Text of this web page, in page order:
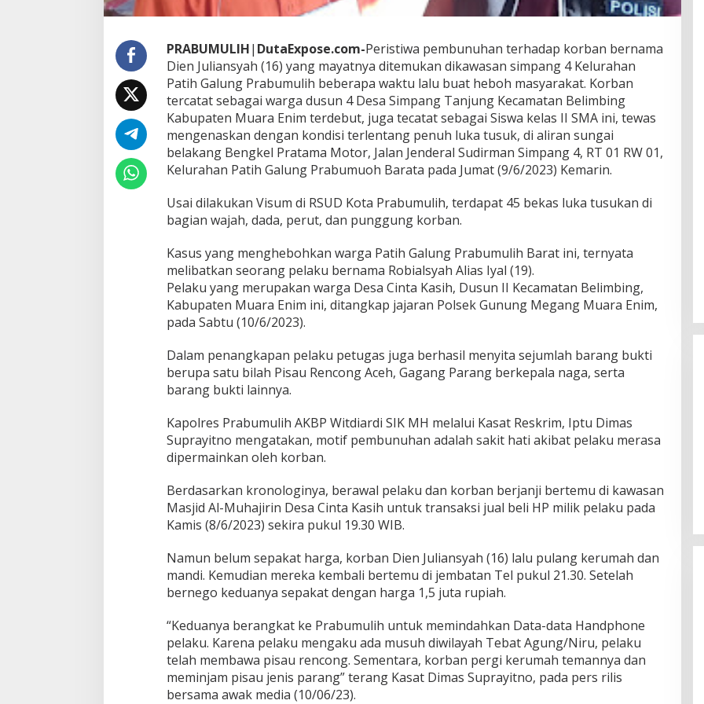
h
D
t
a
n
g
k
a
p
PRABUMULIH| DutaExpose.com-Peristiwa pembunuhan terhadap korban bernama
Dien Juliansyah (16) yang mayatnya ditemukan dikawasan simpang 4 Kelurahan
Patih Galung Prabumulih beberapa waktu lalu buat heboh masyarakat. Korban
tercatat sebagai warga dusun 4 Desa Simpang Tanjung Kecamatan Belimbing
Kabupaten Muara Enim terdebut, juga tecatat sebagai Siswa kelas II SMA ini, tewas
mengenaskan dengan kondisi terlentang penuh luka tusuk, di aliran sungai
belakang Bengkel Pratama Motor, Jalan Jenderal Sudirman Simpang 4, RT 01 RW 01,
Kelurahan Patih Galung Prabumuoh Barata pada Jumat (9/6/2023) Kemarin.
Usai dilakukan Visum di RSUD Kota Prabumulih, terdapat 45 bekas luka tusukan di
bagian wajah, dada, perut, dan punggung korban.
Kasus yang menghebohkan warga Patih Galung Prabumulih Barat ini, ternyata
melibatkan seorang pelaku bernama Robialsyah Alias Iyal (19).
Pelaku yang merupakan warga Desa Cinta Kasih, Dusun II Kecamatan Belimbing,
Kabupaten Muara Enim ini, ditangkap jajaran Polsek Gunung Megang Muara Enim,
pada Sabtu (10/6/2023).
Dalam penangkapan pelaku petugas juga berhasil menyita sejumlah barang bukti
berupa satu bilah Pisau Rencong Aceh, Gagang Parang berkepala naga, serta
barang bukti lainnya.
Kapolres Prabumulih AKBP Witdiardi SIK MH melalui Kasat Reskrim, Iptu Dimas
Suprayitno mengatakan, motif pembunuhan adalah sakit hati akibat pelaku merasa
dipermainkan oleh korban.
Berdasarkan kronologinya, berawal pelaku dan korban berjanji bertemu di kawasan
Masjid Al-Muhajirin Desa Cinta Kasih untuk transaksi jual beli HP milik pelaku pada
Kamis (8/6/2023) sekira pukul 19.30 WIB.
Namun belum sepakat harga, korban Dien Juliansyah (16) lalu pulang kerumah dan
mandi. Kemudian mereka kembali bertemu di jembatan Tel pukul 21.30. Setelah
bernego keduanya sepakat dengan harga 1,5 juta rupiah.
“Keduanya berangkat ke Prabumulih untuk memindahkan Data-data Handphone
pelaku. Karena pelaku mengaku ada musuh diwilayah Tebat Agung/Niru, pelaku
telah membawa pisau rencong. Sementara, korban pergi kerumah temannya dan
meminjam pisau jenis parang” terang Kasat Dimas Suprayitno, pada pers rilis
bersama awak media (10/06/23).
2025
Di Politik | Sabtu, 15-03-2025, | 17:12,